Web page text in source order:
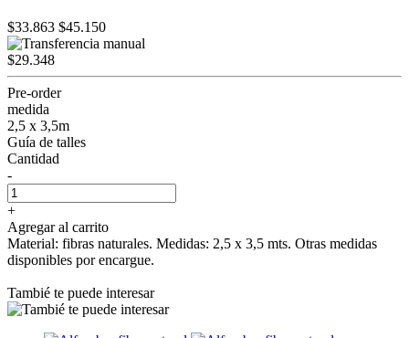
$33.863 $45.150
$29.348
Pre-order
medida
2,5 x 3,5m
Guía de talles
Cantidad
-
+
Agregar al carrito
Material: fibras naturales. Medidas: 2,5 x 3,5 mts. Otras medidas
disponibles por encargue.
Tambié te puede interesar